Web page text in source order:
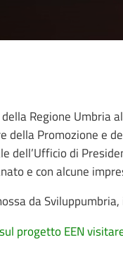
Regione Umbria
della Promozione e
dell’Ufficio di
e con alcune
da
progetto EEN